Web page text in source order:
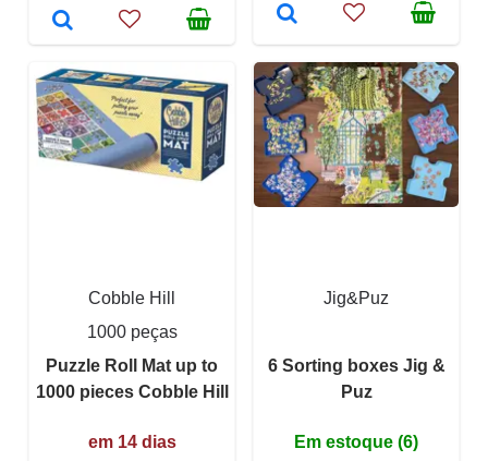
Cobble Hill
1000 peças
Puzzle Roll Mat up to
1000 pieces Cobble Hill
em 14 dias
Jig&Puz
6 Sorting boxes Jig &
Puz
Em estoque (6)